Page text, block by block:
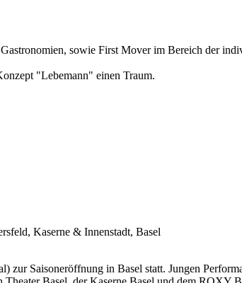
sowie First Mover im Bereich der
"Lebemann" einen Traum.
Kaserne & Innenstadt, Basel
zur Saisoneröffnung in Basel statt. Jungen